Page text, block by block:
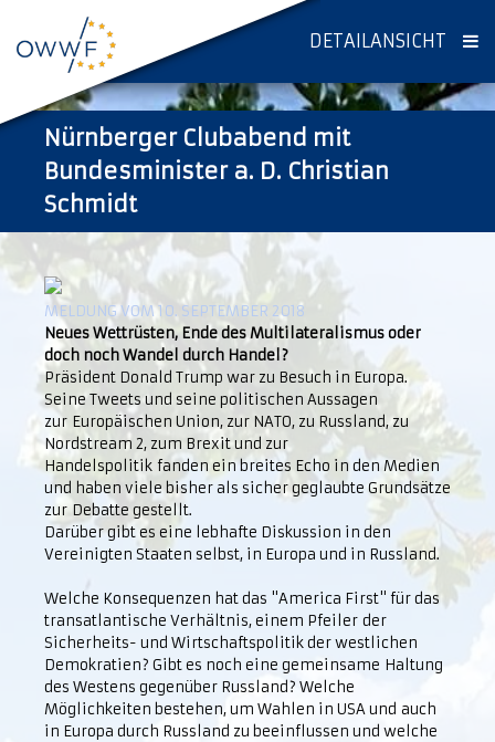
DETAILANSICHT
Nürnberger Clubabend mit
Bundesminister a. D. Christian
Schmidt
MELDUNG VOM 10. SEPTEMBER 2018
Neues Wettrüsten, Ende des Multilateralismus oder
doch noch Wandel durch Handel?
Präsident Donald Trump war zu Besuch in Europa.
Seine Tweets und seine politischen Aussagen
zur Europäischen Union, zur NATO, zu Russland, zu
Nordstream 2, zum Brexit und zur
Handelspolitik fanden ein breites Echo in den Medien
und haben viele bisher als sicher geglaubte Grundsätze
zur Debatte gestellt.
Darüber gibt es eine lebhafte Diskussion in den
Vereinigten Staaten selbst, in Europa und in Russland.
Welche Konsequenzen hat das "America First" für das
transatlantische Verhältnis, einem Pfeiler der
Sicherheits- und Wirtschaftspolitik der westlichen
Demokratien? Gibt es noch eine gemeinsame Haltung
des Westens gegenüber Russland? Welche
Möglichkeiten bestehen, um Wahlen in USA und auch
in Europa durch Russland zu beeinflussen und welche